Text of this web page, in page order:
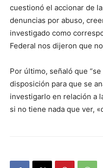
cuestionó el accionar de
denuncias por abuso,
investigado como
Federal nos dijeron que
Por último, señaló que
disposición para que se
investigarlo en relación a
si no tiene nada que ver,